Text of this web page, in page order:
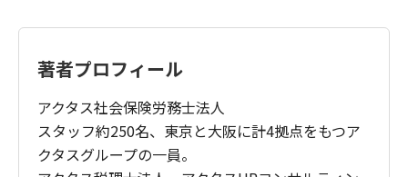
著者プロフィール
アクタス社会保険労務士法人
スタッフ約250名、東京と大阪に計4拠点をもつア
クタスグループの一員。